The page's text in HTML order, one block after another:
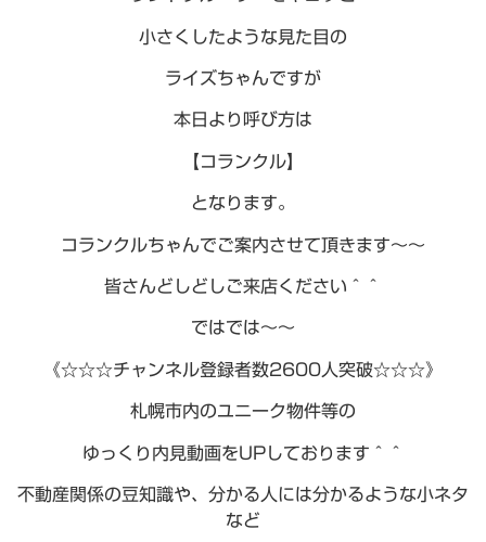
小さくしたような見た目の
ライズちゃんですが
本日より呼び方は
【コランクル】
となります。
コランクルちゃんでご案内させて頂きます～～
皆さんどしどしご来店ください＾＾
ではでは～～
《☆☆☆チャンネル登録者数2600人突破☆☆☆》
札幌市内のユニーク物件等の
ゆっくり内見動画をUPしております＾＾
不動産関係の豆知識や、分かる人には分かるような小ネタ
など